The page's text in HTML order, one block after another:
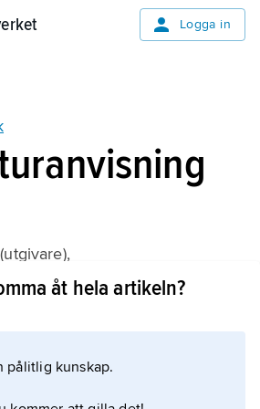
Logga in
1745–1850åt hela artikeln?
pålitlig kunskap.